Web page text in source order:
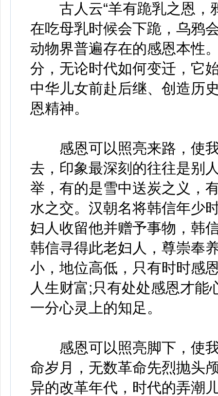
古人云“羊有跪乳之恩，
在吃母乳时候会下跪，乌鸦
动物界普遍存在的感恩本性
分，无论时代如何变迁，它
中华儿女前赴后继、创造历
恩精神。
感恩可以照亮来路，使我
去，印象最深刻的往往是别
举，有的是雪中送炭之义，
水之交。汉朝名将韩信年少
妇人收留他并赠予事物，韩
韩信寻得此老妇人，尊崇奉
小，地位高低，只有时时感
人生财富;只有处处感恩才
一分心灵上的知足。
感恩可以照亮脚下，使我
命岁月，无数革命先烈抛头
异的改革年代，时代的弄潮